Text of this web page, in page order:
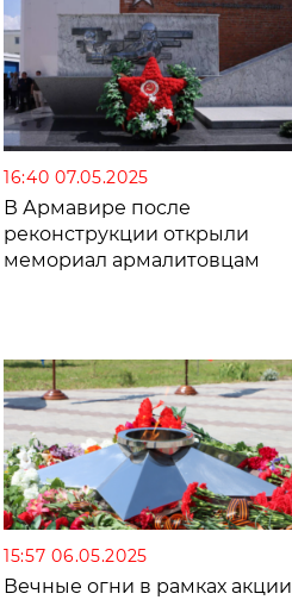
16:40 07.05.2025
В Армавире после
реконструкции открыли
мемориал армалитовцам
15:57 06.05.2025
Вечные огни в рамках акции